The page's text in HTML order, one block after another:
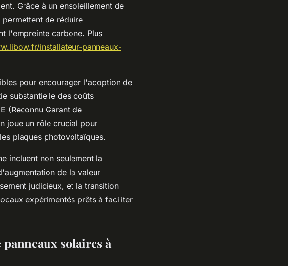
Grâce à un ensoleillement de
de réduire
l'empreinte carbone. Plus
installateur-panneaux-
pour encourager l'adoption de
substantielle des coûts
(Reconnu Garant de
joue un rôle crucial pour
plaques photovoltaïques.
incluent non seulement la
de la valeur
judicieux, et la transition
expérimentés prêts à faciliter
solaires à